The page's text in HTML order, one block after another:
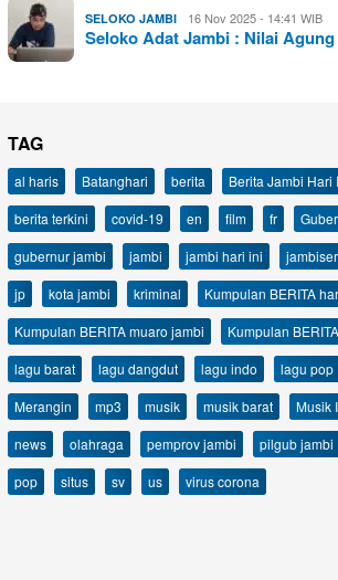
SELOKO JAMBI 16 Nov 2025 - 14:41 WIB
Seloko Adat Jambi : Nilai
TAG
al haris Batanghari berita Berita Jambi Hari
berita terkini
covid-19 en film fr
gubernur jambi
jambi jambi hari ini
jp
kota jambi kriminal
Kumpulan BERITA
Kumpulan BERITA muaro jambi
Kumpulan
lagu barat
lagu dangdut lagu indo lagu pop
Merangin
mp3 musik musik barat Musik
news
olahraga pemprov jambi pilgub jambi
pop
situs sv us virus corona